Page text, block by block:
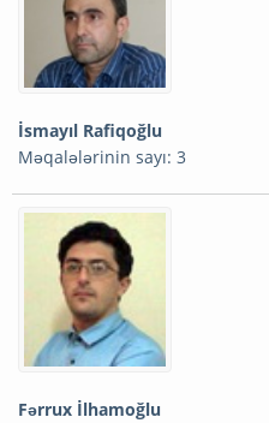
İsmayıl Rafiqoğlu
Məqalələrinin sayı: 3
Fərrux İlhamoğlu